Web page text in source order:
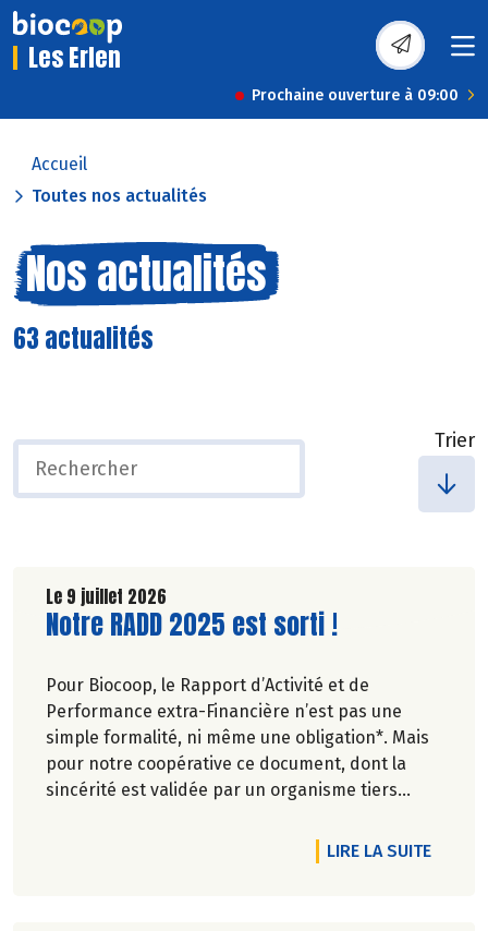
Les Erlen
Prochaine ouverture à 09:00
Accueil
Toutes nos actualités
Nos actualités
63 actualités
Trier
Le 9 juillet 2026
Lire la suite de l'article
Notre RADD 2025 est sorti !
Pour Biocoop, le Rapport d’Activité et de
Performance extra-Financière n’est pas une
simple formalité, ni même une obligation*. Mais
pour notre coopérative ce document, dont la
sincérité est validée par un organisme tiers
vis de l'ensemble de nos parties prenantes
(Paysan.ne.s Associé.e.s, magasins...) et de nos
LIRE LA SUITEDE